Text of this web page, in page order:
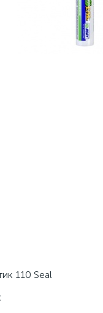
110 Seal